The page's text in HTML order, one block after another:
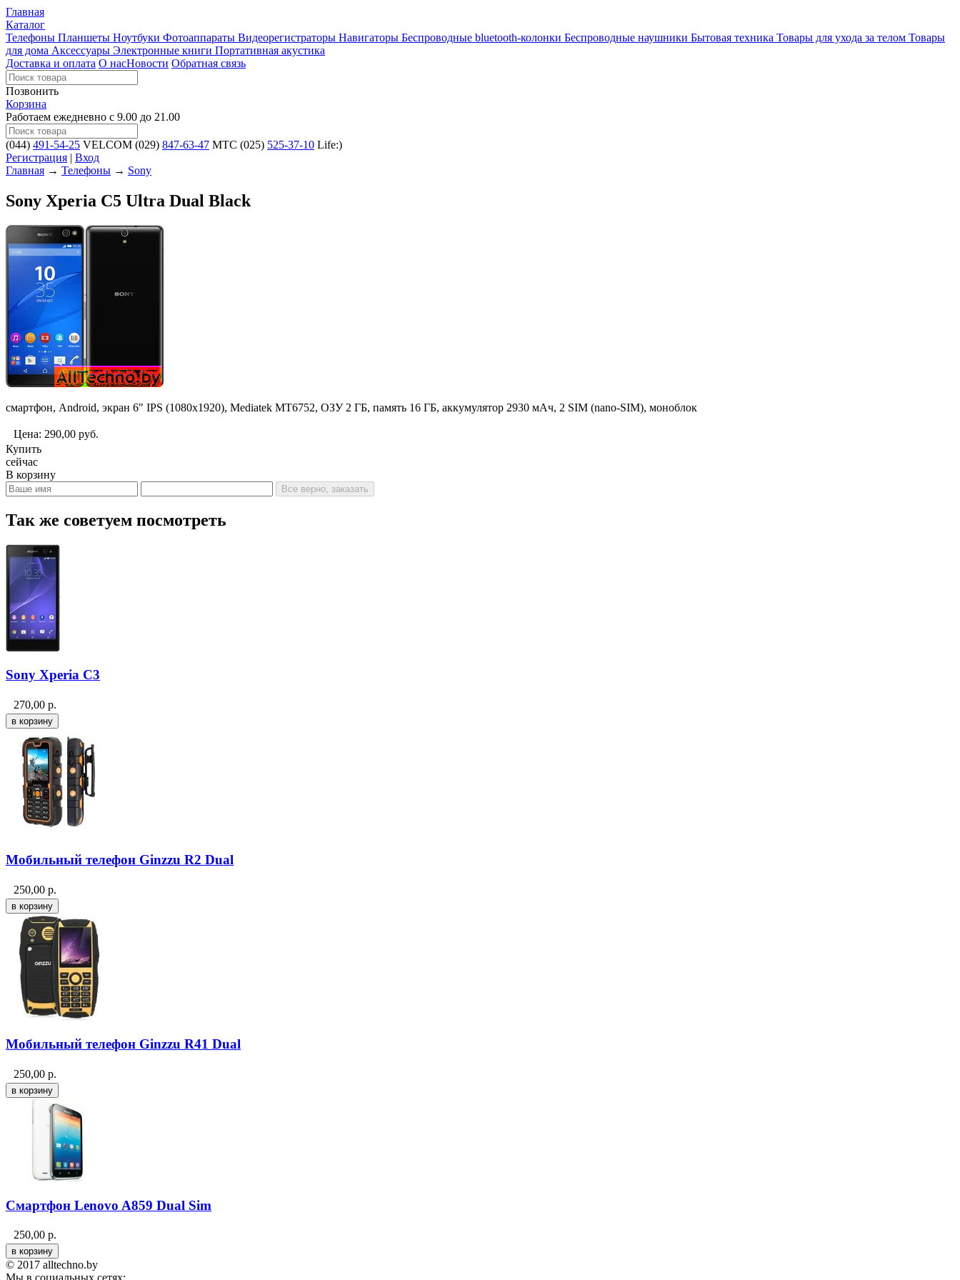
Главная
Каталог
Телефоны Планшеты Ноутбуки Фотоаппараты Видеорегистраторы Навигаторы Беспроводные bluetooth-колонки Беспроводные наушники Бытовая техника Товары для ухода за телом Товары
для дома Аксессуары Электронные книги Портативная акустика
Доставка и оплата О насНовости Обратная связь
Позвонить
Корзина
Работаем ежедневно с 9.00 до 21.00
(044) 491-54-25 VELCOM (029) 847-63-47 MTC (025) 525-37-10 Life:)
Регистрация | Вход
Главная → Телефоны → Sony
Sony Xperia C5 Ultra Dual Black
смартфон, Android, экран 6" IPS (1080x1920), Mediatek MT6752, ОЗУ 2 ГБ, память 16 ГБ, аккумулятор 2930 мАч, 2 SIM (nano-SIM), моноблок
Цена: 290,00 руб.
Купить
сейчас
В корзину
Все верно, заказать
Так же советуем посмотреть
Sony Xperia C3
270,00 р.
Мобильный телефон Ginzzu R2 Dual
250,00 р.
Мобильный телефон Ginzzu R41 Dual
250,00 р.
Смартфон Lenovo A859 Dual Sim
250,00 р.
© 2017 alltechno.by